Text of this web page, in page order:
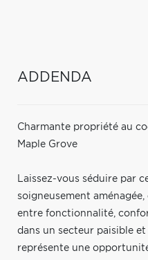
ADDENDA
Charmante propriété au
Maple Grove
Laissez-vous séduire par
soigneusement
entre fonctionnalité,
dans un secteur paisible
représente une